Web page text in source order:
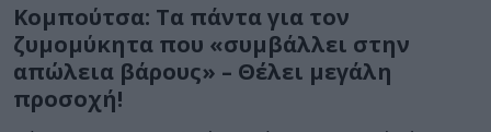
Κομπούτσα: Τα πάντα για τον
ζυμομύκητα που «συμβάλλει στην
απώλεια βάρους» – Θέλει μεγάλη
προσοχή!